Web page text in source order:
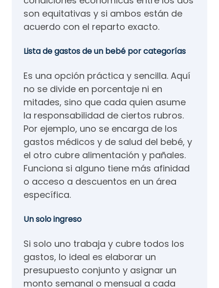
son equitativas y si ambos están de
acuerdo con el reparto exacto.
Lista de gastos de un bebé por categorías
Es una opción práctica y sencilla. Aquí
no se divide en porcentaje ni en
mitades, sino que cada quien asume
la responsabilidad de ciertos rubros.
Por ejemplo, uno se encarga de los
gastos médicos y de salud del bebé, y
el otro cubre alimentación y pañales.
Funciona si alguno tiene más afinidad
o acceso a descuentos en un área
específica.
Un solo ingreso
Si solo uno trabaja y cubre todos los
gastos, lo ideal es elaborar un
presupuesto conjunto y asignar un
monto semanal o mensual a cada